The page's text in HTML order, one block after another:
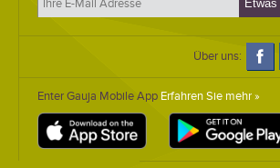
Über uns:
Enter Gauja Mobile App Erfahren Sie mehr »